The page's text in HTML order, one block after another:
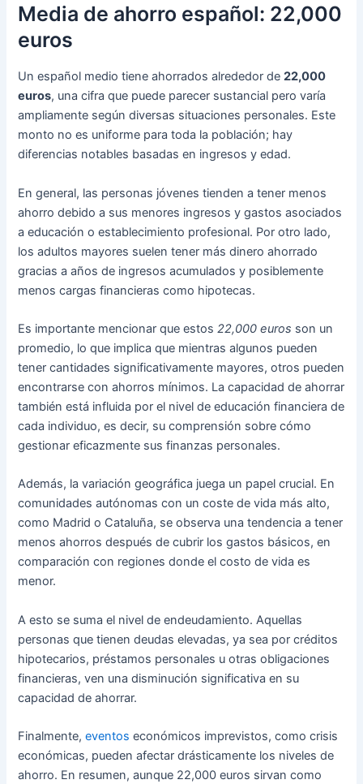
Media de ahorro español: 22,000
euros
Un español medio tiene ahorrados alrededor de22,000
euros, una cifra que puede parecer sustancial pero varía
ampliamente según diversas situaciones personales. Este
monto no es uniforme para toda la población; hay
diferencias notables basadas en ingresos y edad.
En general, las personas jóvenes tienden a tener menos
ahorro debido a sus menores ingresos y gastos asociados
a educación o establecimiento profesional. Por otro lado,
los adultos mayores suelen tener más dinero ahorrado
gracias a años de ingresos acumulados y posiblemente
menos cargas financieras como hipotecas.
Es importante mencionar que estos22,000 euros son un
promedio, lo que implica que mientras algunos pueden
tener cantidades significativamente mayores, otros pueden
encontrarse con ahorros mínimos. La capacidad de ahorrar
también está influida por el nivel de educación financiera de
cada individuo, es decir, su comprensión sobre cómo
gestionar eficazmente sus finanzas personales.
Además, la variación geográfica juega un papel crucial. En
comunidades autónomas con un coste de vida más alto,
como Madrid o Cataluña, se observa una tendencia a tener
menos ahorros después de cubrir los gastos básicos, en
comparación con regiones donde el costo de vida es
menor.
A esto se suma el nivel de endeudamiento. Aquellas
personas que tienen deudas elevadas, ya sea por créditos
hipotecarios, préstamos personales u otras obligaciones
financieras, ven una disminución significativa en su
capacidad de ahorrar.
Finalmente,eventos económicos imprevistos, como crisis
económicas, pueden afectar drásticamente los niveles de
ahorro. En resumen, aunque 22,000 euros sirvan como